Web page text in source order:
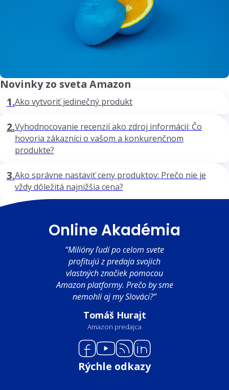
Novinky zo sveta Amazon
1.Ako vytvoriť jedinečný produkt
2.Vyhodnocovanie recenzií ako zdroj informácií: Čo
hovoria zákazníci o vašom a konkurenčnom
produkte?
3.Ako správne nastaviť ceny produktov: Prečo nie je
vždy dôležitá najnižšia cena?
Online Akadémia
“Milióny ľudí po celom svete
profitujú z predaja svojich
vlastných značiek pomocou
Amazon platformy. Prečo by sme
nemohli aj my Slováci?”
Tomáš Hurajt
Amazon predajca
Rýchle odkazy